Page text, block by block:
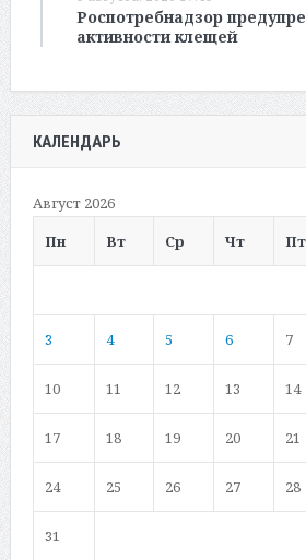
Роспотребнадзор
активности клещей
КАЛЕНДАРЬ
Август 2026
Пн
Вт Ср Чт Пт
3 4 5 6 7
10 11 12 13 14
17 18 19 20 21
24 25 26 27 28
31